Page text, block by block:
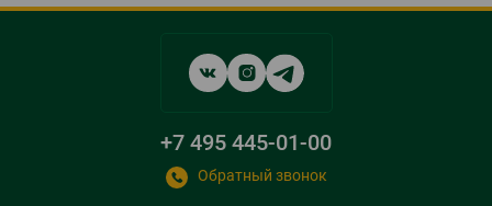
+7 495 445-01-00
Обратный звонок